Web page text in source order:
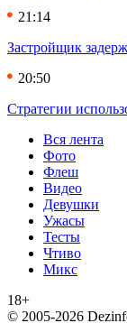
21:14
Застройщик
20:50
Стратегии
Вся лента
Фото
Флеш
Видео
Девушки
Ужасы
Тесты
Чтиво
Микс
18+
© 2005-2026